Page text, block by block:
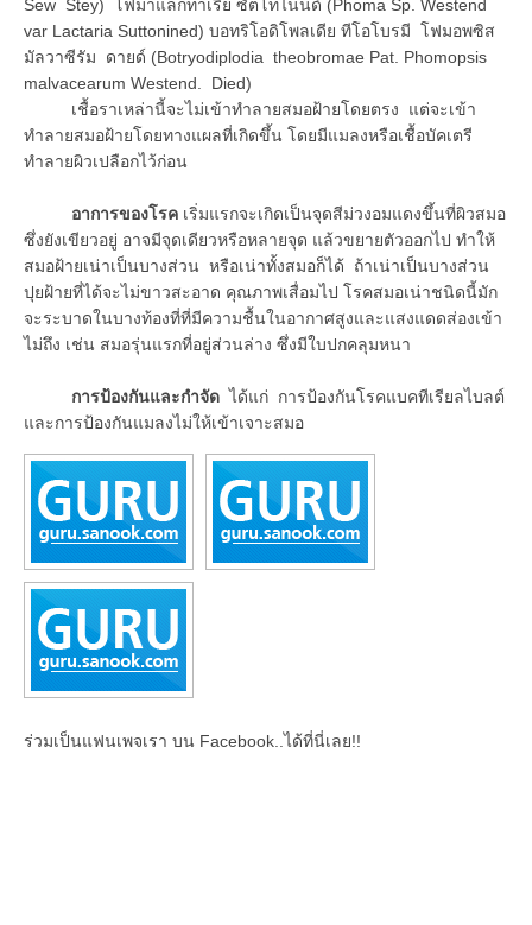
Sew Stey) โฟมาแลกทาเรีย ซัตโทไนนด์ (Phoma Sp. Westend
var Lactaria Suttonined) บอทริโอดิโพลเดีย ทีโอโบรมี โฟมอพซิส
มัลวาซีรัม ดายด์ (Botryodiplodia theobromae Pat. Phomopsis
malvacearum Westend. Died)
เชื้อราเหล่านี้จะไม่เข้าทำลายสมอฝ้ายโดยตรง แต่จะเข้า
ทำลายสมอฝ้ายโดยทางแผลที่เกิดขึ้น โดยมีแมลงหรือเชื้อบัคเตรี
ทำลายผิวเปลือกไว้ก่อน
อาการของโรค เริ่มแรกจะเกิดเป็นจุดสีม่วงอมแดงขึ้นที่ผิวสมอ
ซึ่งยังเขียวอยู่ อาจมีจุดเดียวหรือหลายจุด แล้วขยายตัวออกไป ทำให้
สมอฝ้ายเน่าเป็นบางส่วน หรือเน่าทั้งสมอก็ได้ ถ้าเน่าเป็นบางส่วน
ปุยฝ้ายที่ได้จะไม่ขาวสะอาด คุณภาพเสื่อมไป โรคสมอเน่าชนิดนี้มัก
จะระบาดในบางท้องที่ที่มีความชื้นในอากาศสูงและแสงแดดส่องเข้า
ไม่ถึง เช่น สมอรุ่นแรกที่อยู่ส่วนล่าง ซึ่งมีใบปกคลุมหนา
การป้องกันและกำจัด ได้แก่ การป้องกันโรคแบคทีเรียลไบลต์
และการป้องกันแมลงไม่ให้เข้าเจาะสมอ
ร่วมเป็นแฟนเพจเรา บน Facebook..ได้ที่นี่เลย!!